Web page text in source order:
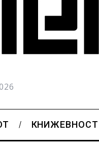
КНИЖЕВНОСТ